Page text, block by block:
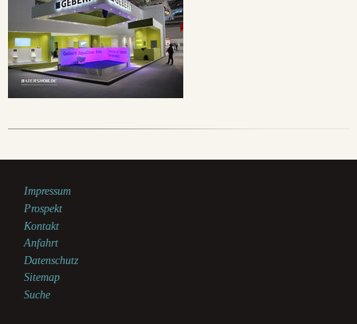
Impressum
Prospekt
Kontakt
Anfahrt
Datenschutz
Sitemap
Suche